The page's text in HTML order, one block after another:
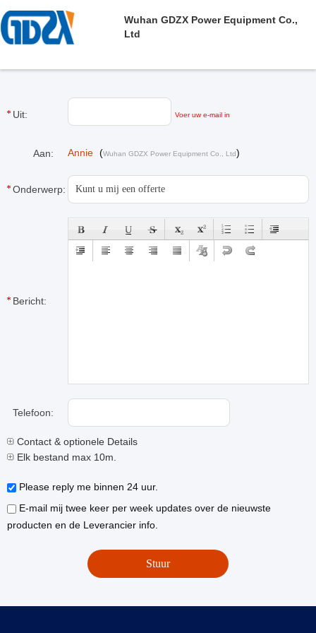
Wuhan GDZX Power Equipment Co.,
Ltd
Uit: Voer uw e-mail in
Aan: Annie (Wuhan GDZX Power Equipment Co., Ltd)
Onderwerp:
Bericht:
Telefoon:
Contact & optionele Details
Elk bestand max 10m.
Please reply me binnen 24 uur.
E-mail mij twee keer per week updates over de nieuwste
producten en de Leverancier info.